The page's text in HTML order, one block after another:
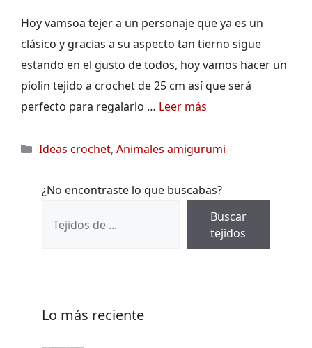
Hoy vamsoa tejer a un personaje que ya es un
clásico y gracias a su aspecto tan tierno sigue
estando en el gusto de todos, hoy vamos hacer un
piolin tejido a crochet de 25 cm así que será
perfecto para regalarlo … Leer más
Categorías
Ideas crochet, Animales amigurumi
¿No encontraste lo que buscabas?
Buscar
tejidos
Lo más reciente